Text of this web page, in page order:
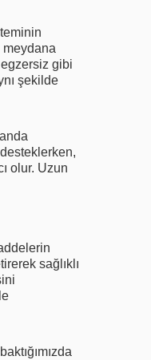
egzersiz gibi
şekilde
olur. Uzun
sağlıklı